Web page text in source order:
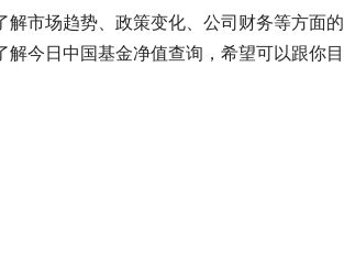
市场趋势、政策变化、公司财务等方面
今日中国基金净值查询，希望可以跟你